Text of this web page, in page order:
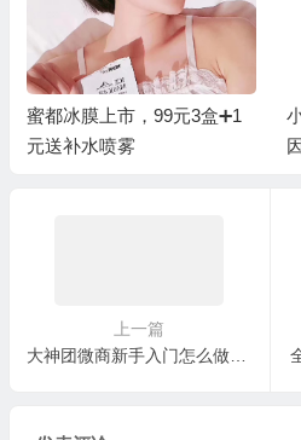
蜜都冰膜上市，99元3盒➕1
元送补水喷雾
上一篇
大神团微商新手入门怎么做？快速指南